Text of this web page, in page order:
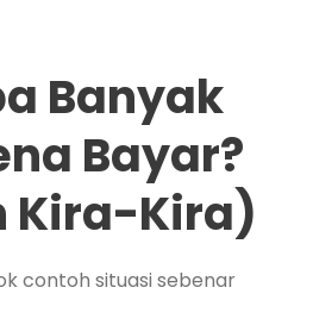
Banyak
Bayar?
Kira-Kira)
contoh situasi sebenar